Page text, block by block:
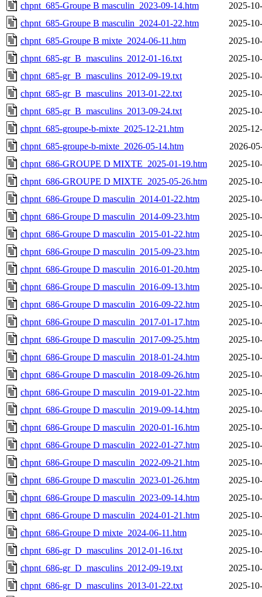
chpnt_685-Groupe B masculin_2023-09-14.htm
2025-
chpnt_685-Groupe B masculin_2024-01-22.htm
2025-
chpnt_685-Groupe B mixte_2024-06-11.htm
2025-
chpnt_685-gr_B_masculins_2012-01-16.txt
2025-
chpnt_685-gr_B_masculins_2012-09-19.txt
2025-
chpnt_685-gr_B_masculins_2013-01-22.txt
2025-
chpnt_685-gr_B_masculins_2013-09-24.txt
2025-
chpnt_685-groupe-b-mixte_2025-12-21.htm
2025-
chpnt_685-groupe-b-mixte_2026-05-14.htm
2026-
chpnt_686-GROUPE D MIXTE_2025-01-19.htm
2025-
chpnt_686-GROUPE D MIXTE_2025-05-26.htm
2025-
chpnt_686-Groupe D masculin_2014-01-22.htm
2025-
chpnt_686-Groupe D masculin_2014-09-23.htm
2025-
chpnt_686-Groupe D masculin_2015-01-22.htm
2025-
chpnt_686-Groupe D masculin_2015-09-23.htm
2025-
chpnt_686-Groupe D masculin_2016-01-20.htm
2025-
chpnt_686-Groupe D masculin_2016-09-13.htm
2025-
chpnt_686-Groupe D masculin_2016-09-22.htm
2025-
chpnt_686-Groupe D masculin_2017-01-17.htm
2025-
chpnt_686-Groupe D masculin_2017-09-25.htm
2025-
chpnt_686-Groupe D masculin_2018-01-24.htm
2025-
chpnt_686-Groupe D masculin_2018-09-26.htm
2025-
chpnt_686-Groupe D masculin_2019-01-22.htm
2025-
chpnt_686-Groupe D masculin_2019-09-14.htm
2025-
chpnt_686-Groupe D masculin_2020-01-16.htm
2025-
chpnt_686-Groupe D masculin_2022-01-27.htm
2025-
chpnt_686-Groupe D masculin_2022-09-21.htm
2025-
chpnt_686-Groupe D masculin_2023-01-26.htm
2025-
chpnt_686-Groupe D masculin_2023-09-14.htm
2025-
chpnt_686-Groupe D masculin_2024-01-21.htm
2025-
chpnt_686-Groupe D mixte_2024-06-11.htm
2025-
chpnt_686-gr_D_masculins_2012-01-16.txt
2025-
chpnt_686-gr_D_masculins_2012-09-19.txt
2025-
chpnt_686-gr_D_masculins_2013-01-22.txt
2025-